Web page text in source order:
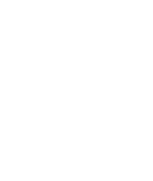
para a cidade
adquirir uma
de visitar o
e o Museu
famosos da cidade